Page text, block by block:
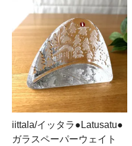
iittala/イッタラ●Latusatu●
ガラスペーパーウェイト